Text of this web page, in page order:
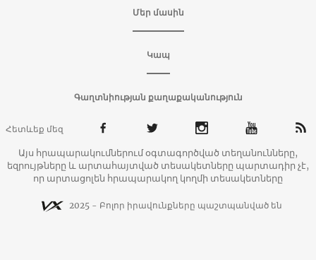
Մեր մասին
Կապ
Գաղտնիության քաղաքականություն
Հետևեք մեզ
Այս հրապարակումներում օգտագործված տեղանունները,
եզրույթները և արտահայտված տեսակետները պարտադիր չէ,
որ արտացոլեն հրապարակող կողմի տեսակետները
2025 - Բոլոր իրավունքները պաշտպանված են